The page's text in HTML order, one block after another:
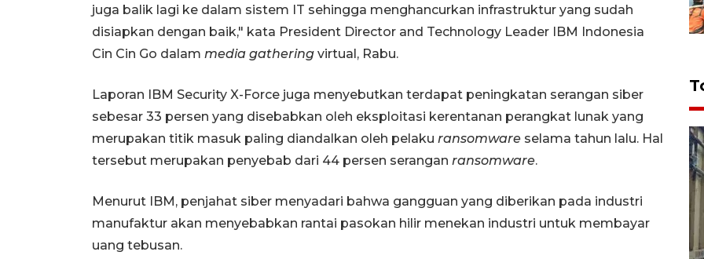
juga balik lagi ke dalam sistem IT sehingga menghancurkan infrastruktur yang sudah
disiapkan dengan baik," kata President Director and Technology Leader IBM Indonesia
Cin Cin Go dalam media gathering virtual, Rabu.
Laporan IBM Security X-Force juga menyebutkan terdapat peningkatan serangan siber
sebesar 33 persen yang disebabkan oleh eksploitasi kerentanan perangkat lunak yang
merupakan titik masuk paling diandalkan oleh pelaku ransomware selama tahun lalu. Hal
tersebut merupakan penyebab dari 44 persen serangan ransomware.
Menurut IBM, penjahat siber menyadari bahwa gangguan yang diberikan pada industri
manufaktur akan menyebabkan rantai pasokan hilir menekan industri untuk membayar
uang tebusan.